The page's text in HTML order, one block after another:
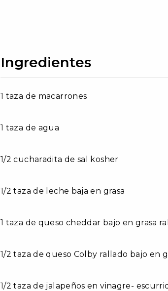
Ingredientes
1 taza de macarrones
1 taza de agua
1/2 cucharadita de sal kosher
1/2 taza de leche baja en grasa
1 taza de queso cheddar bajo en grasa
1/2 taza de queso Colby rallado bajo en
1/2 taza de jalapeños en vinagre-